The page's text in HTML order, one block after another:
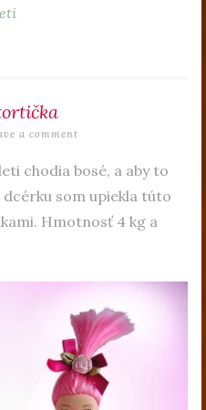
a comment
chodia bosé, a aby to
som upiekla túto
Hmotnosť 4 kg a